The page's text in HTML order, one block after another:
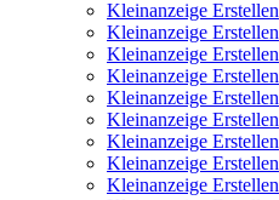
Kleinanzeige Erstellen
Kleinanzeige Erstellen
Kleinanzeige Erstellen
Kleinanzeige Erstellen
Kleinanzeige Erstellen
Kleinanzeige Erstellen
Kleinanzeige Erstellen
Kleinanzeige Erstellen
Kleinanzeige Erstellen